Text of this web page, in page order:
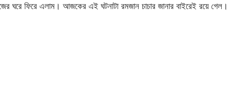
ঘরে ফিরে এলাম। আজকের এই ঘটনাটা রমজান চাচার জানার বাইরেই রয়ে গেল।